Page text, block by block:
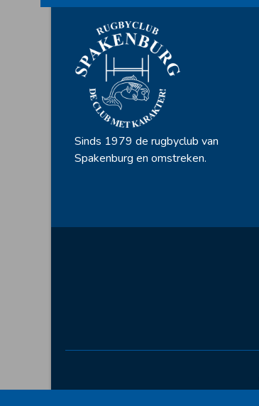
Sinds 1979 de rugbyclub van
Spakenburg en omstreken.